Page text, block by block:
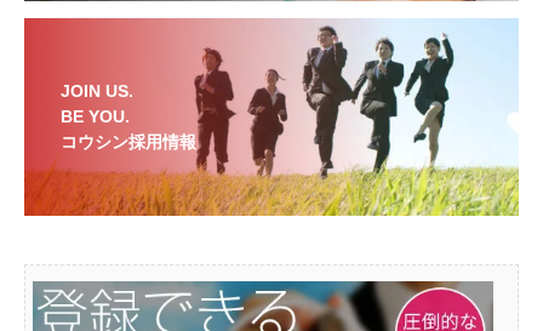
JOIN US.
BE YOU.
コウシン採用情報